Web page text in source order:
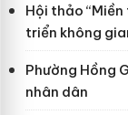
Hội thảo
triển không
Phường Hồng
nhân dân